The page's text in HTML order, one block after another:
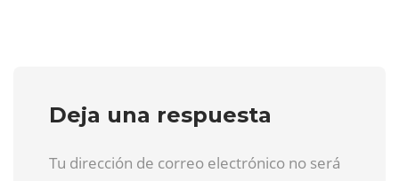
Deja una respuesta
Tu dirección de correo electrónico no será